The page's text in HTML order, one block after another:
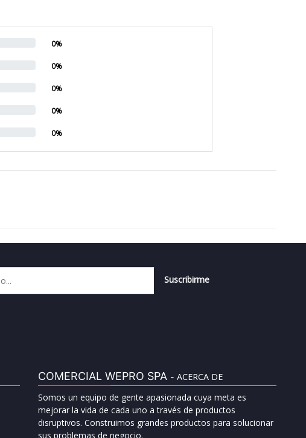
0%
0%
0%
0%
0%
Suscribirme
COMERCIAL WEPRO SPA - ACERCA DE
Somos un equipo de gente apasionada cuya meta es
mejorar la vida de cada uno a través de productos
disruptivos. Construimos grandes productos para solucionar
sus problemas de negocio.